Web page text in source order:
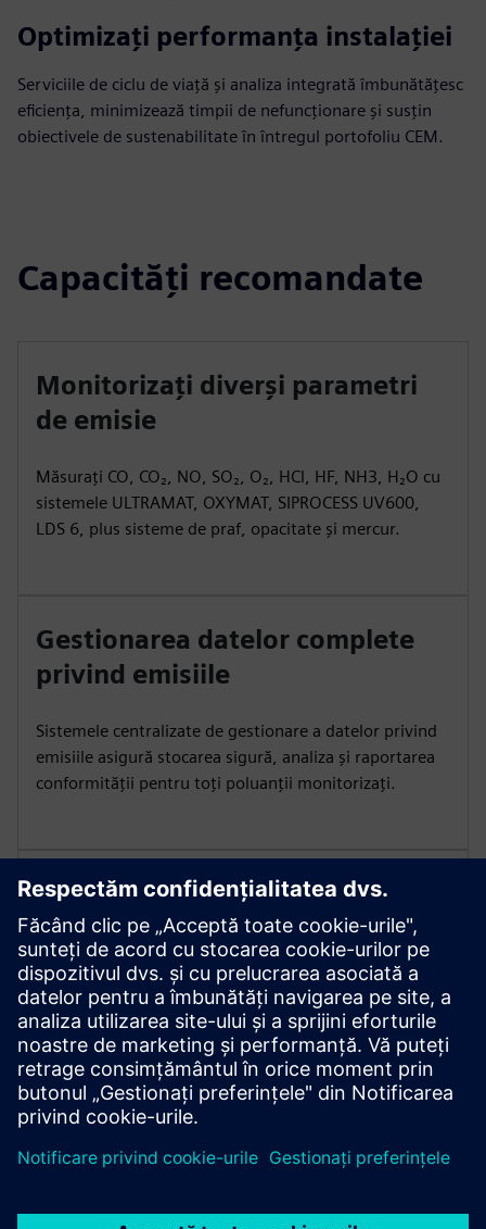
Optimizați performanța instalației
Serviciile de ciclu de viață și analiza integrată îmbunătățesc
eficiența, minimizează timpii de nefuncționare și susțin
obiectivele de sustenabilitate în întregul portofoliu CEM.
Capacități recomandate
Monitorizați diverși parametri
de emisie
Măsurați CO, CO₂, NO, SO₂, O₂, HCl, HF, NH3, H₂O cu
sistemele ULTRAMAT, OXYMAT, SIPROCESS UV600,
LDS 6, plus sisteme de praf, opacitate și mercur.
Gestionarea datelor complete
privind emisiile
Sistemele centralizate de gestionare a datelor privind
emisiile asigură stocarea sigură, analiza și raportarea
conformității pentru toți poluanții monitorizați.
Asigurați o manipulare fiabilă a
probelor
Unitățile de condiționare cu pompe, răcitoare și
convertoare de NOx oferă rezultate precise pentru
analiza gazelor și măsurarea debitului volumic.